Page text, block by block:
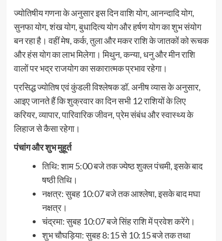
ज्योतिषीय गणना के अनुसार इस दिन वाशि योग, आनन्दादि योग,
सुनफा योग, शंख योग, बुधादित्य योग और हर्षण योग का शुभ संयोग
बन रहा है। वहीं मेष, कर्क, तुला और मकर राशि के जातकों को रूचक
और हंस योग का लाभ मिलेगा। मिथुन, कन्या, धनु और मीन राशि
वालों पर भद्र राजयोग का सकारात्मक प्रभाव रहेगा।
प्रसिद्ध ज्योतिष एवं कुंडली विश्लेषक डॉ. अनीष व्यास के अनुसार,
आइए जानते हैं कि शुक्रवार का दिन सभी 12 राशियों के लिए
करियर, व्यापार, पारिवारिक जीवन, प्रेम संबंध और स्वास्थ्य के
लिहाज से कैसा रहेगा।
पंचांग और शुभ मुहूर्त
तिथि: शाम 5:00 बजे तक ज्येष्ठ शुक्ल पंचमी, इसके बाद
षष्ठी तिथि।
नक्षत्र: सुबह 10:07 बजे तक आश्लेषा, इसके बाद मघा
नक्षत्र।
चंद्रमा: सुबह 10:07 बजे सिंह राशि में प्रवेश करेंगे।
शुभ चौघड़िया: सुबह 8:15 से 10:15 बजे तक तथा